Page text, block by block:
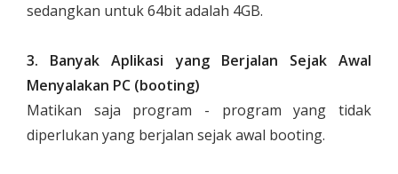
sedangkan untuk 64bit adalah 4GB.
3. Banyak Aplikasi yang Berjalan Sejak Awal
Menyalakan PC (booting)
Matikan saja program - program yang tidak
diperlukan yang berjalan sejak awal booting.